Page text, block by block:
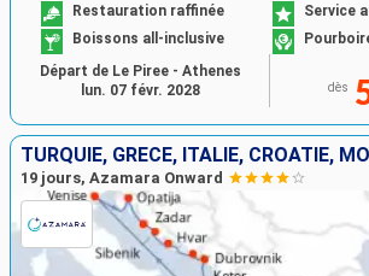
Restauration raffinée
Service
Boissons all-inclusive
dès
Départ de Le Piree - Athenes
lun. 07 févr. 2028
TURQUIE, GRÈCE, ITALIE, CROATIE,
19 jours, Azamara Onward